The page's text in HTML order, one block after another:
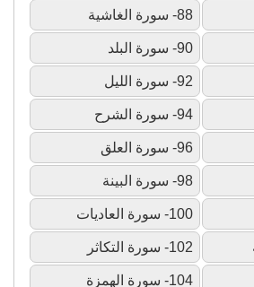
88- سورة الغاشية
90- سورة البلد
92- سورة الليل
94- سورة الشرح
96- سورة العلق
98- سورة البينة
100- سورة العاديات
102- سورة التكاثر
104- سورة الهمزة